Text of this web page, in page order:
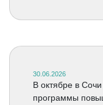
30.06.2026
В октябре в
программы